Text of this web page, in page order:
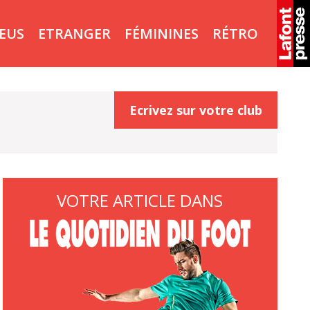
ETRANGER FÉMININES RÉTRO
Ecrivez sur votre club
VOTRE ARTICLE DANS